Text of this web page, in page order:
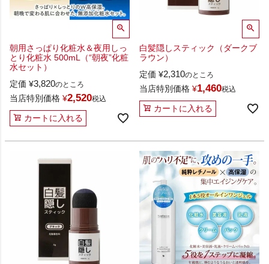
朝用さっぱり化粧水＆夜用しっ
とり化粧水 500mL（“朝夜”化粧
水セット）
定価 ¥3,820のところ
当店特別価格 ¥2,520税込
カートに入れる
白髪隠しスティック（ダークブ
ラウン）
定価 ¥2,310のところ
当店特別価格 ¥1,460税込
カートに入れる